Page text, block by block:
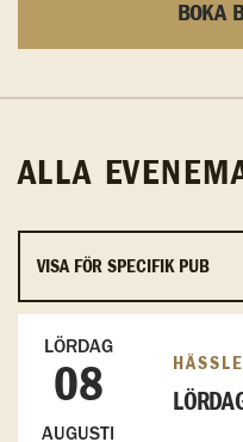
BOKA
ALLA
LÖRDAG
08
AUGUSTI